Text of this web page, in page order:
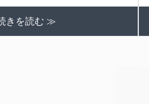
きを読む ≫